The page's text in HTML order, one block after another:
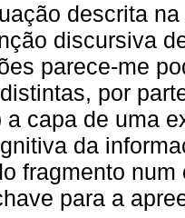
descrita
discursiva
parece-me
por
a capa de uma
da
fragmento
para a